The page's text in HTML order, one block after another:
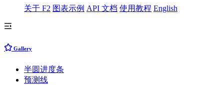
关于 F2 图表示例 API 文档 使用教程 English
Gallery
半圆进度条
预测线